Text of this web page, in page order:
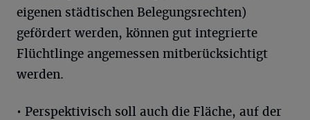
eigenen städtischen Belegungsrechten)
gefördert werden, können gut integrierte
Flüchtlinge angemessen mitberücksichtigt
werden.
• Perspektivisch soll auch die Fläche, auf der